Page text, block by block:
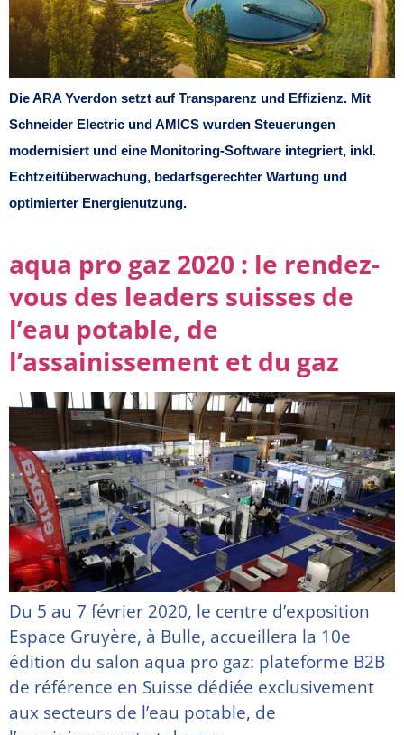
Die ARA Yverdon setzt auf Transparenz und Effizienz. Mit
Schneider Electric und AMICS wurden Steuerungen
modernisiert und eine Monitoring-Software integriert, inkl.
Echtzeitüberwachung, bedarfsgerechter Wartung und
optimierter Energienutzung.
aqua pro gaz 2020 : le rendez-
vous des leaders suisses de
l’eau potable, de
l’assainissement et du gaz
Du 5 au 7 février 2020, le centre d’exposition
Espace Gruyère, à Bulle, accueillera la 10e
édition du salon aqua pro gaz: plateforme B2B
de référence en Suisse dédiée exclusivement
aux secteurs de l’eau potable, de